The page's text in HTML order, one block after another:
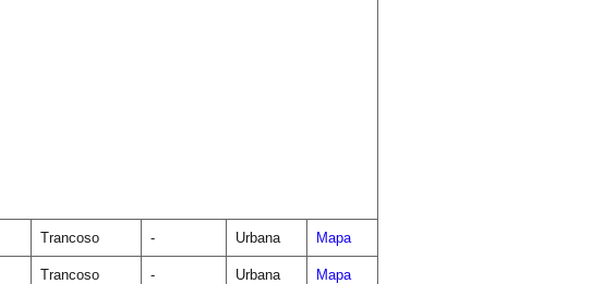
Trancoso - Urbana Mapa
Trancoso - Urbana Mapa